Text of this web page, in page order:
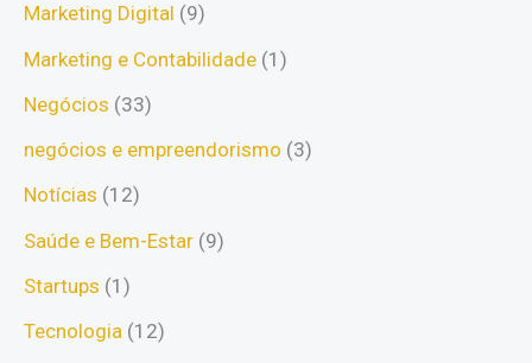
Marketing Digital (9)
Marketing e Contabilidade (1)
Negócios (33)
negócios e empreendorismo (3)
Notícias (12)
Saúde e Bem-Estar (9)
Startups (1)
Tecnologia (12)